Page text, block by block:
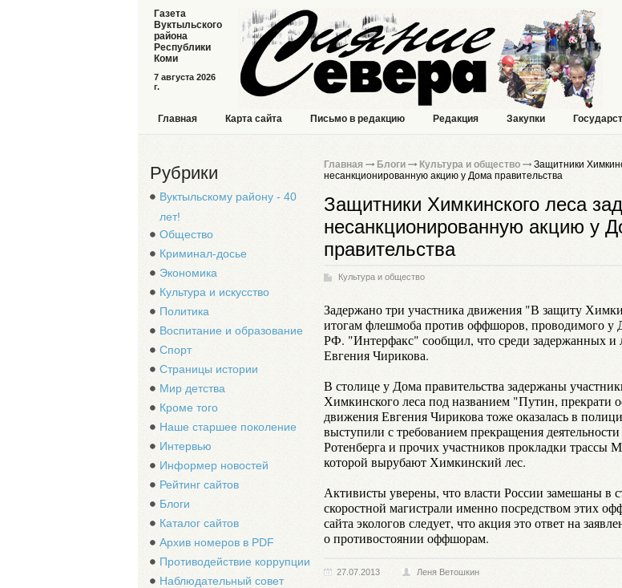
7 августа 2026
г.
Газета
Вуктыльского
района
Республики
Коми
Главная Карта сайта Письмо в редакцию Редакция Закупки
Рубрики
Вуктыльскому району - 40
лет!
Общество
Криминал-досье
Экономика
Культура и искусство
Политика
Воспитание и образование
Спорт
Страницы истории
Мир детства
Кроме того
Наше старшее поколение
Интервью
Информер новостей
Рейтинг сайтов
Блоги
Каталог сайтов
Архив номеров в PDF
Противодействие коррупции
Наблюдательный совет
Главная Блоги Культура и общество
Защитники
несанкционированную акцию у Дома правительства
Защитники Химкинского леса
несанкционированную акцию у
правительства
Культура и общество
Задержано три участника движения "В защиту
итогам флешмоба против оффшоров, проводимого у
РФ. "Интерфакс" сообщил, что среди задержанных и
Евгения Чирикова.
В столице у Дома правительства задержаны
Химкинского леса под названием "Путин,
движения Евгения Чирикова тоже оказалась в
выступили с требованием прекращения
Ротенберга и прочих участников прокладки трассы
которой вырубают Химкинский лес.
Активисты уверены, что власти России замешаны в
скоростной магистрали именно посредством этих
сайта экологов следует, что акция это ответ на
о противостоянии оффшорам.
27.07.2013 Леня Ветошкин